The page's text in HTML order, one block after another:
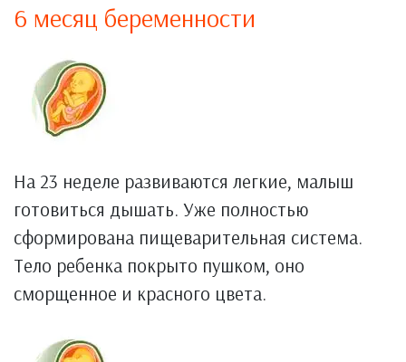
6 месяц беременности
На 23 неделе развиваются легкие, малыш
готовиться дышать. Уже полностью
сформирована пищеварительная система.
Тело ребенка покрыто пушком, оно
сморщенное и красного цвета.